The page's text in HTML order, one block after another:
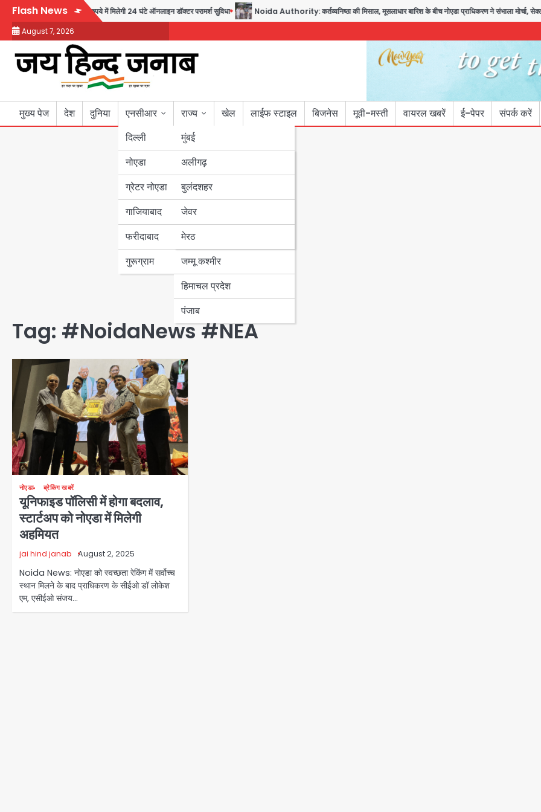
Skip
content
Flash News
पहल, अब सिर्फ 30 रुपये में मिलेगी 24 घंटे ऑनलाइन डॉक्टर परामर्श सुविधा Noida Authority: कर्तव्यनिष्ठा की मिसाल, मूसलाधार बारिश के बीच नोएडा प्राधिकरण ने संभाला मोर्चा, सेक्टर
August 7, 2026
मुख्य पेज देश दुनिया
एनसीआर
दिल्ली
नोएडा
ग्रेटर नोएडा
गाजियाबाद
फरीदाबाद
गुरूग्राम
राज्य
मुंबई
उत्तर प्रदेश
अलीगढ़
बुलंदशहर
जेवर
मेरठ
बिहार
पंजाब
हरियाणा
जम्मू कश्मीर
हिमाचल प्रदेश
पंजाब
खेल लाईफ स्टाइल बिजनेस मूवी-मस्ती वायरल खबरें ई-पेपर संपर्क करें
Tag: #NoidaNews #NEA
नोएडा ब्रेकिंग खबरें
यूनिफाइड पॉलिसी में होगा बदलाव,
स्टार्टअप को नोएडा में मिलेगी
अहमियत
jai hind janab August 2, 2025
Noida News: नोएडा को स्वच्छता रेकिंग में सर्वोच्च
स्थान मिलने के बाद प्राधिकरण के सीईओ डॉ लोकेश
एम, एसीईओ संजय…